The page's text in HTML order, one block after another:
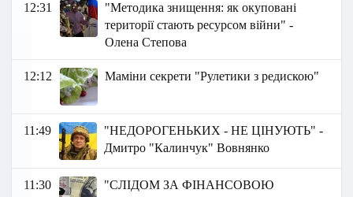
12:31
"Методика знищення: як окуповані
території стають ресурсом війни" -
Олена Степова
12:12 Маміни секрети "Рулетики з редискою"
11:49
"НЕДОРОГЕНЬКИХ - НЕ ЦІНУЮТЬ" -
Дмитро "Калинчук" Вовнянко
11:30
"СЛІДОМ ЗА ФІНАНСОВОЮ